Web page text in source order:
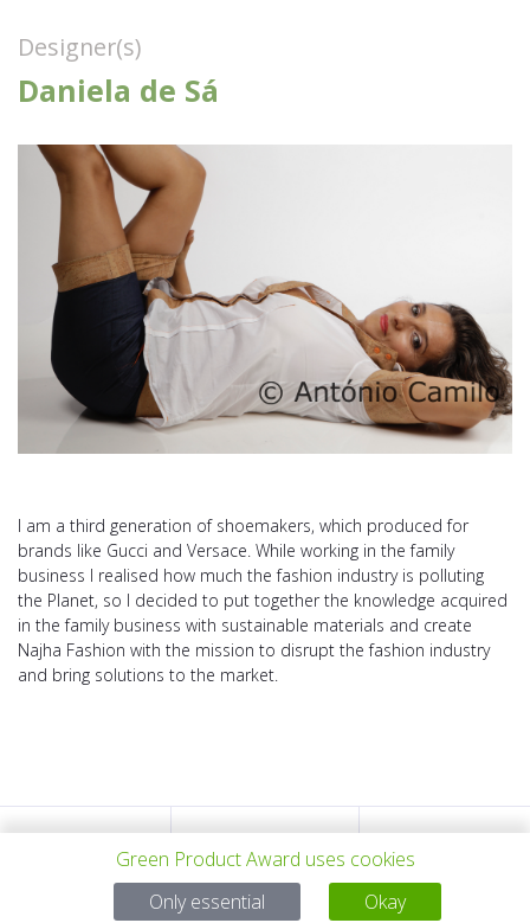
Designer(s)
Daniela de Sá
I am a third generation of shoemakers, which produced for
brands like Gucci and Versace. While working in the family
business I realised how much the fashion industry is polluting
the Planet, so I decided to put together the knowledge acquired
in the family business with sustainable materials and create
Najha Fashion with the mission to disrupt the fashion industry
and bring solutions to the market.
Green Product Award uses cookies
Only essential
Okay